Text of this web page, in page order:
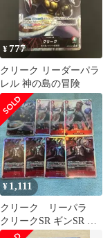
¥777
クリーク リーダーパラ
レル 神の島の冒険
¥ 1,111
クリーク リーパラ
クリークSR ギンSR ワ
ンピースカード神の島